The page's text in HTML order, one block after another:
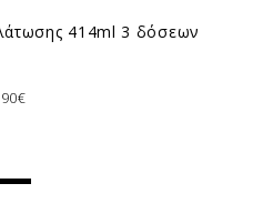
414ml 3 δόσεων